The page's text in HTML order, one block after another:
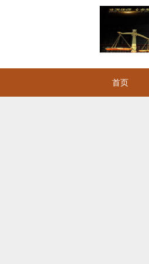
首页